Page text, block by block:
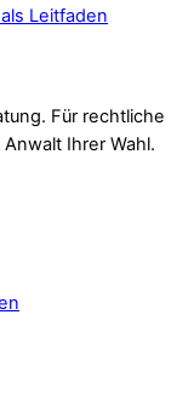
Leitfaden
Für rechtliche
Ihrer Wahl.